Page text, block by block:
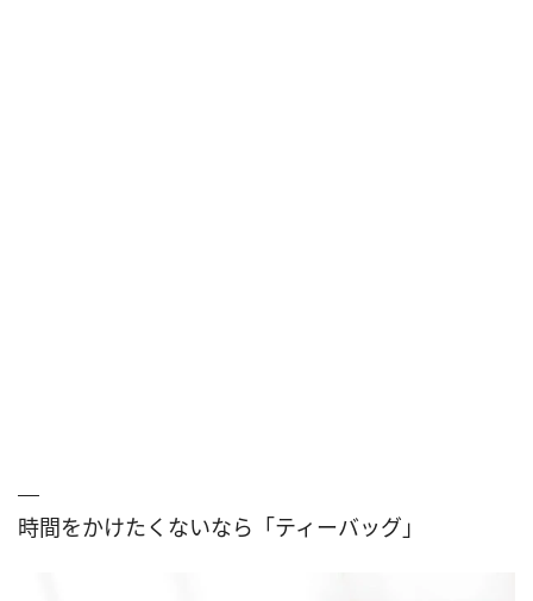
時間をかけたくないなら「ティーバッグ」